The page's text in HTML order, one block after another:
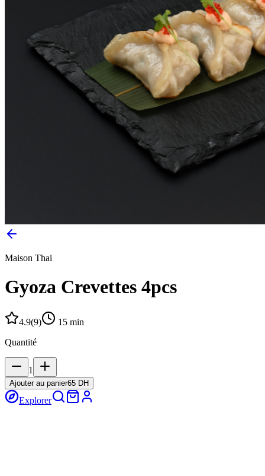
Maison Thai
Gyoza Crevettes 4pcs
4.9(9) 15 min
Quantité
1
Ajouter au panier65 DH
Explorer